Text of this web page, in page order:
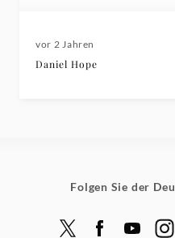
vor 2 Jahren
Daniel Hope
Folgen Sie der